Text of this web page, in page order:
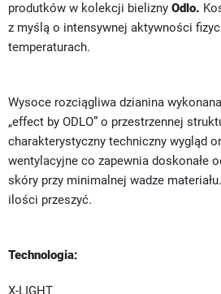
produtków w kolekcji bielizny Odlo.
z myślą o intensywnej aktywności
temperaturach.
Wysoce rozciągliwa dzianina
„effect by ODLO” o przestrzennej
charakterystyczny techniczny wygląd
wentylacyjne co zapewnia doskonałe
skóry przy minimalnej wadze
ilości przeszyć.
Technologia:
X-LIGHT